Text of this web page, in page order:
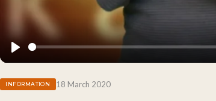
INFORMATION 18 March 2020